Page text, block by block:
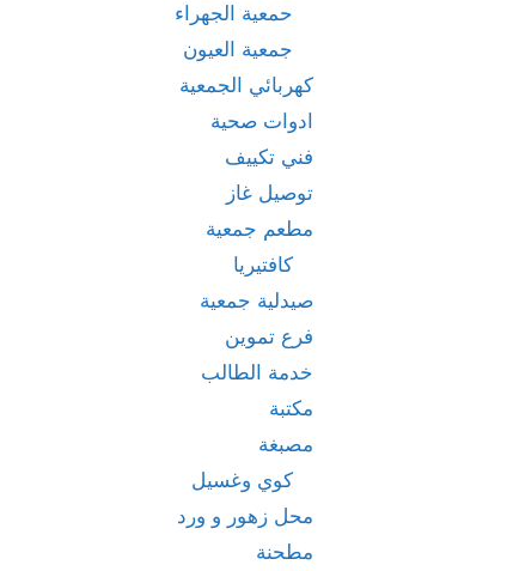
حمعية الجهراء
جمعية العيون
كهربائي الجمعية
ادوات صحية
فني تكييف
توصيل غاز
مطعم جمعية
كافتيريا
صيدلية جمعية
فرع تموين
خدمة الطالب
مكتبة
مصبغة
كوي وغسيل
محل زهور و ورد
مطحنة